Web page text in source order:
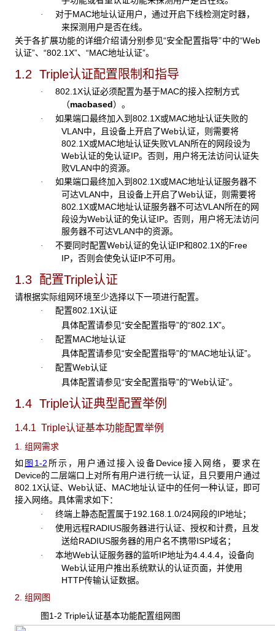
· 对于MAC地址认证用户，通过开启下线检测定时器，
来探测用户是否在线。
关于各扩展功能的详细介绍请分别参见“安全配置指导”中的“Web
认证”、“802.1X”、“MAC地址认证”。
1.2 Triple认证配置限制和指导
· 802.1X认证必须配置为基于MAC的接入控制方式
（macbased）。
· 如果端口最终加入到802.1X或MAC地址认证失败的
VLAN中，且设备上开启了Web认证，则需要将
802.1X或MAC地址认证失败VLAN所在的网段设为
Web认证的免认证IP。否则，用户将无法访问认证失
败VLAN中的资源。
· 如果端口最终加入到802.1X或MAC地址认证服务器不
可达VLAN中，且设备上开启了Web认证，则需要将
802.1X或MAC地址认证服务器不可达VLAN所在的网
段设为Web认证的免认证IP。否则，用户将无法访问
服务器不可达VLAN中的资源。
· 不要同时配置Web认证的免认证IP和802.1X的Free
IP，否则会使免认证IP不可用。
1.3 配置Triple认证
请根据实际组网环境至少选择以下一项进行配置。
· 配置802.1X认证
具体配置请参见“安全配置指导”的“802.1X”。
· 配置MAC地址认证
具体配置请参见“安全配置指导”的“MAC地址认证”。
· 配置Web认证
具体配置请参见“安全配置指导”的“Web认证”。
1.4 Triple认证典型配置举例
1.4.1 Triple认证基本功能配置举例
1. 组网需求
如 图1-2 所示，用户通过接入设备Device接入网络，要求在
Device的二层端口上对所有用户进行统一认证，且只要用户通过
802.1X认证、Web认证、MAC地址认证中的任何一种认证，即可
接入网络。具体需求如下：
· 终端上静态配置属于192.168.1.0/24网段的IP地址；
· 使用远程RADIUS服务器进行认证、授权和计费，且发
送给RADIUS服务器的用户名不携带ISP域名；
· 本地Web认证服务器的监听IP地址为4.4.4.4，设备向
Web认证用户推出系统默认的认证页面，并使用
HTTP传输认证数据。
2. 组网图
图1-2 Triple认证基本功能配置组网图